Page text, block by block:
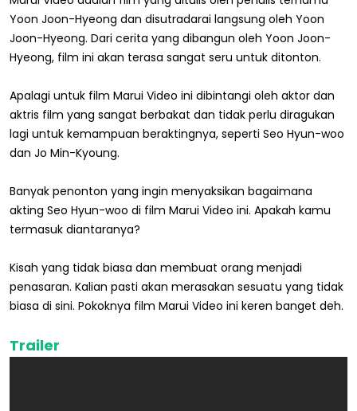
Yoon Joon-Hyeong dan disutradarai langsung oleh Yoon
Joon-Hyeong. Dari cerita yang dibangun oleh Yoon Joon-
Hyeong, film ini akan terasa sangat seru untuk ditonton.
Apalagi untuk film Marui Video ini dibintangi oleh aktor dan
aktris film yang sangat berbakat dan tidak perlu diragukan
lagi untuk kemampuan beraktingnya, seperti Seo Hyun-woo
dan Jo Min-Kyoung.
Banyak penonton yang ingin menyaksikan bagaimana
akting Seo Hyun-woo di film Marui Video ini. Apakah kamu
termasuk diantaranya?
Kisah yang tidak biasa dan membuat orang menjadi
penasaran. Kalian pasti akan merasakan sesuatu yang tidak
biasa di sini. Pokoknya film Marui Video ini keren banget deh.
Trailer